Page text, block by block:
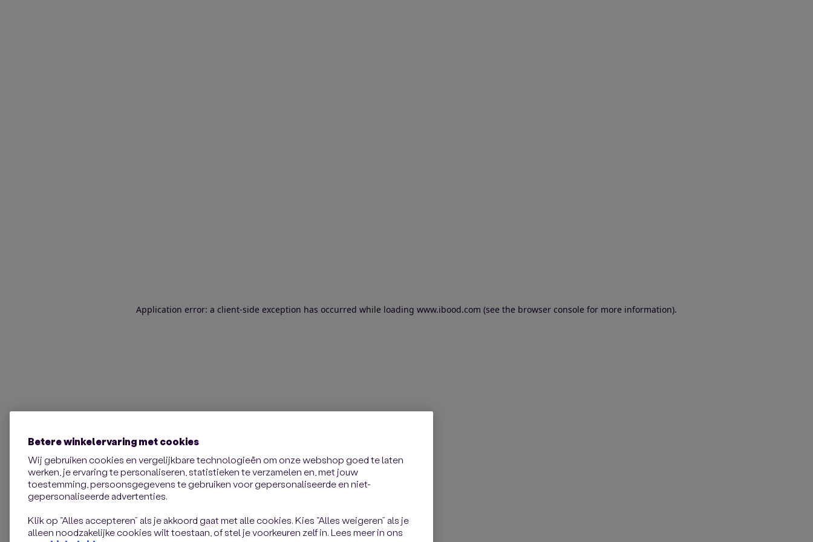
Application error: a client-side exception has occurred while loading www.ibood.com (see the browser console for more information).
Betere winkelervaring met cookies
Wij gebruiken cookies en vergelijkbare technologieën om onze webshop goed te laten
werken, je ervaring te personaliseren, statistieken te verzamelen en, met jouw
toestemming, persoonsgegevens te gebruiken voor gepersonaliseerde en niet-
gepersonaliseerde advertenties.
Klik op “Alles accepteren” als je akkoord gaat met alle cookies. Kies “Alles weigeren” als je
alleen noodzakelijke cookies wilt toestaan, of stel je voorkeuren zelf in. Lees meer in ons